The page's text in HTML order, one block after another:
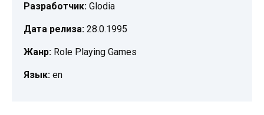
Разработчик: Glodia
Дата релиза: 28.0.1995
Жанр: Role Playing Games
Язык: en